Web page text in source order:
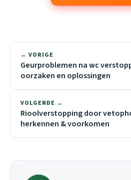
← VORIGE
Geurproblemen na wc
oorzaken en oplossingen
VOLGENDE →
Rioolverstopping door
herkennen & voorkomen